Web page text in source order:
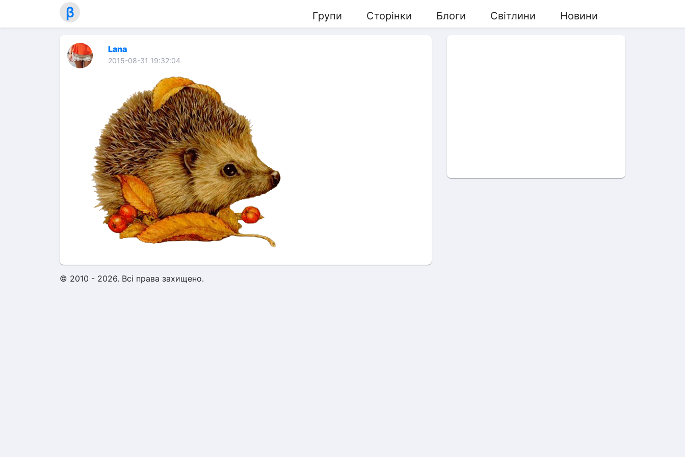
β Групи Сторінки Блоги Світлини Новини
Lana
2015-08-31 19:32:04
© 2010 - 2026. Всі права захищено.